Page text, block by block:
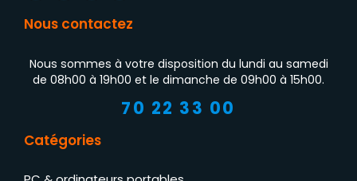
Nous contactez
Nous sommes à votre disposition du lundi au samedi
de 08h00 à 19h00 et le dimanche de 09h00 à 15h00.
70 22 33 00
Catégories